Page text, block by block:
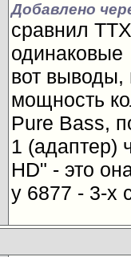
Добавлено
сравнил
одинаковые
вот
мощность
Pure Bass,
1 (адаптер)
HD" - это
у 6877 - 3-х